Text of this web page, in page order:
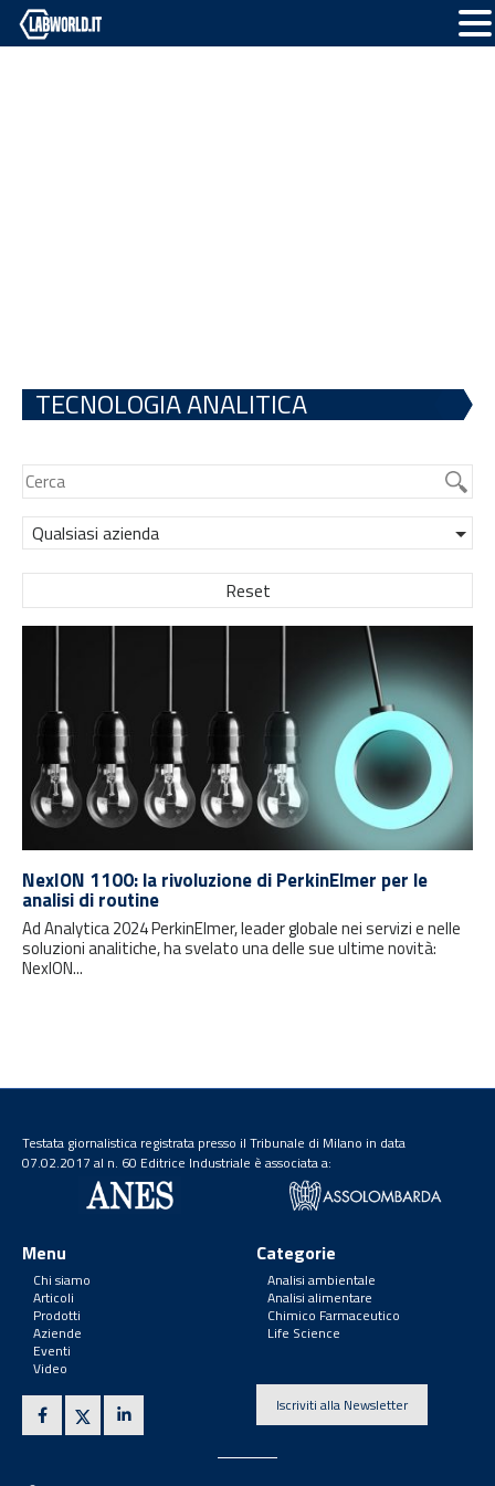
TECNOLOGIA ANALITICA
Qualsiasi azienda
Reset
NexION 1100: la rivoluzione di PerkinElmer per le
analisi di routine
Ad Analytica 2024 PerkinElmer, leader globale nei servizi e nelle
soluzioni analitiche, ha svelato una delle sue ultime novità:
NexION...
Testata giornalistica registrata presso il Tribunale di Milano in data
07.02.2017 al n. 60 Editrice Industriale è associata a:
Menu
Chi siamo
Articoli
Prodotti
Aziende
Eventi
Video
Categorie
Analisi ambientale
Analisi alimentare
Chimico Farmaceutico
Life Science
Iscriviti alla Newsletter